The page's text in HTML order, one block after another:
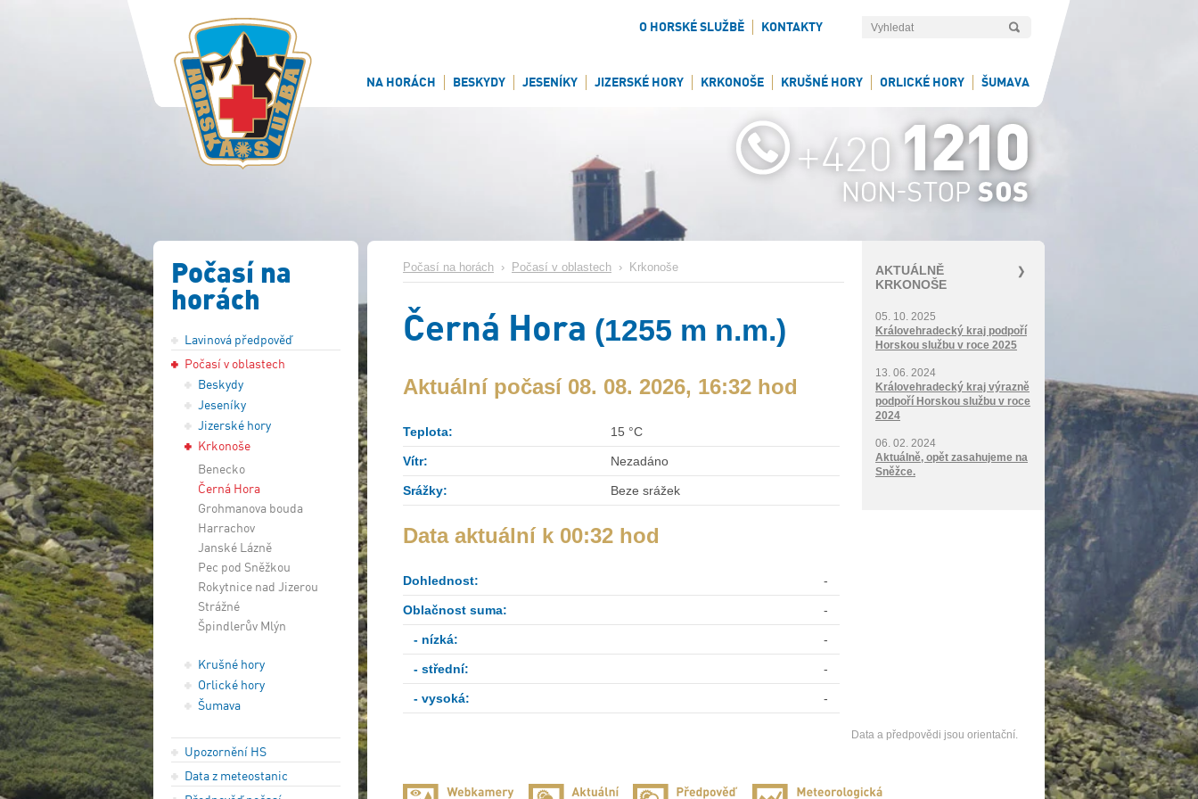
O HORSKÉ SLUŽBĚ KONTAKTY
NA HORÁCH BESKYDY JESENÍKY JIZERSKÉ HORY KRKONOŠE KRUŠNÉ HORY ORLICKÉ HORY ŠUMAVA
Počasí na
horách
Lavinová předpověď
Počasí v oblastech
Beskydy
Jeseníky
Jizerské hory
Krkonoše
Benecko
Černá Hora
Grohmanova bouda
Harrachov
Janské Lázně
Pec pod Sněžkou
Rokytnice nad Jizerou
Strážné
Špindlerův Mlýn
Krušné hory
Orlické hory
Šumava
Upozornění HS
Data z meteostanic
AKTUÁLNĚ
KRKONOŠE
05. 10. 2025
Královehradecký kraj podpoří
Horskou službu v roce 2025
13. 06. 2024
Královehradecký kraj výrazně
podpoří Horskou službu v roce
2024
06. 02. 2024
Aktuálně, opět zasahujeme na
Sněžce.
Počasí na horách › Počasí v oblastech › Krkonoše
Černá Hora (1255 m n.m.)
Aktuální počasí 08. 08. 2026, 16:32 hod
Teplota: 15 °C
Vítr: Nezadáno
Srážky: Beze srážek
Data aktuální k 00:32 hod
Dohlednost: -
Oblačnost suma: -
- nízká: -
- střední: -
- vysoká: -
Data a předpovědi jsou orientační.